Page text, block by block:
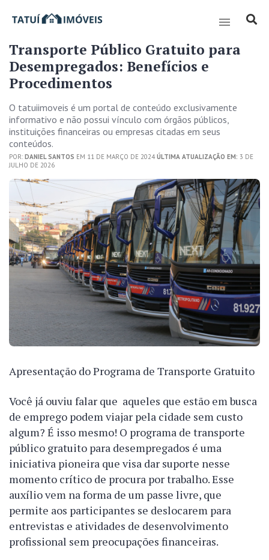
Transporte Público Gratuito para
Desempregados: Benefícios e
Procedimentos
O tatuiimoveis é um portal de conteúdo exclusivamente
informativo e não possui vínculo com órgãos públicos,
instituições financeiras ou empresas citadas em seus
conteúdos.
POR: DANIEL SANTOS EM 11 DE MARÇO DE 2024ÚLTIMA ATUALIZAÇÃO EM: 3 DE
JULHO DE 2026
Apresentação do Programa de Transporte Gratuito
Você já ouviu falar que aqueles que estão em busca
de emprego podem viajar pela cidade sem custo
algum? É isso mesmo! O programa de transporte
público gratuito para desempregados é uma
iniciativa pioneira que visa dar suporte nesse
momento crítico de procura por trabalho. Esse
auxílio vem na forma de um passe livre, que
permite aos participantes se deslocarem para
entrevistas e atividades de desenvolvimento
profissional sem preocupações financeiras.